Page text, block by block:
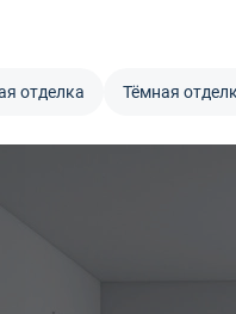
отделка Тёмная